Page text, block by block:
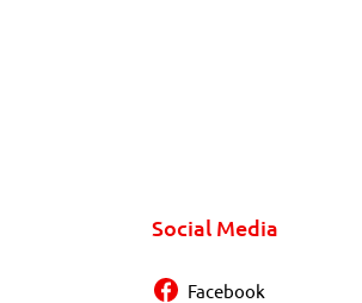
Social Media
Facebook